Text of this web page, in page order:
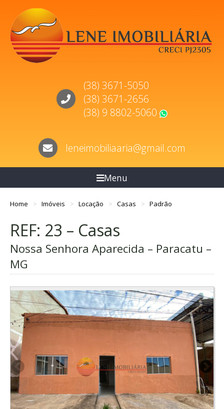
(38) 3671-5050
(38) 3671-2656
(38) 9 8802-5060
leneimobiliaaria@gmail.com
Menu
Home Imóveis Locação Casas Padrão
REF: 23 – Casas
Nossa Senhora Aparecida – Paracatu –
MG